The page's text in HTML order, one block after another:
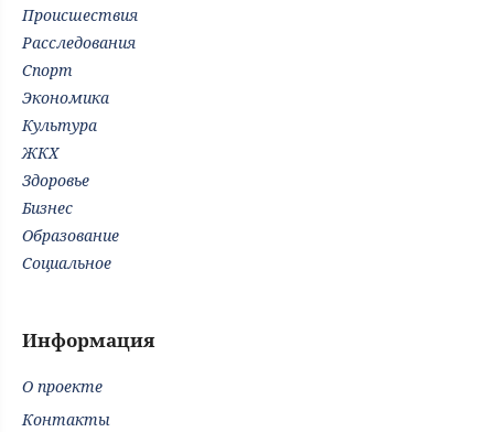
Происшествия
Расследования
Спорт
Экономика
Культура
ЖКХ
Здоровье
Бизнес
Образование
Социальное
Информация
О проекте
Контакты